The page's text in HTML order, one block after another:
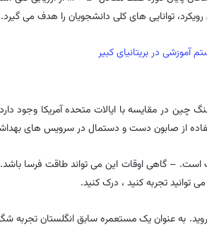
توانایی های کلی دانشجویان را هدف می گیرد.
آموزشی در بریتانیای کبیر
– گاهی اوقات این می تواند طاقت فرسا
توانید تجربه کنید ، درک کنید.
به عنوان یک مستعمره سابق انگلستان تجربه